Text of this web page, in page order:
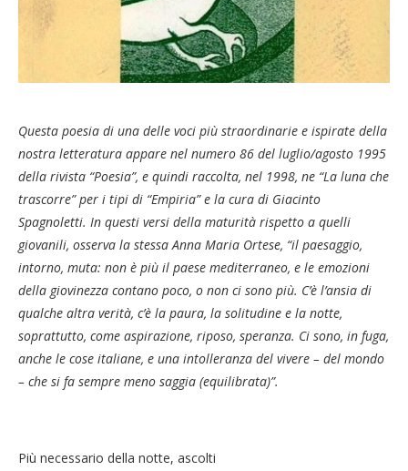
Questa poesia di una delle voci più straordinarie e ispirate della
nostra letteratura appare nel numero 86 del luglio/agosto 1995
della rivista “Poesia”, e quindi raccolta, nel 1998, ne “La luna che
trascorre” per i tipi di “Empiria” e la cura di Giacinto
Spagnoletti. In questi versi della maturità rispetto a quelli
giovanili, osserva la stessa Anna Maria Ortese, “il paesaggio,
intorno, muta: non è più il paese mediterraneo, e le emozioni
della giovinezza contano poco, o non ci sono più. C’è l’ansia di
qualche altra verità, c’è la paura, la solitudine e la notte,
soprattutto, come aspirazione, riposo, speranza. Ci sono, in fuga,
anche le cose italiane, e una intolleranza del vivere – del mondo
– che si fa sempre meno saggia (equilibrata)”.
Più necessario della notte, ascolti